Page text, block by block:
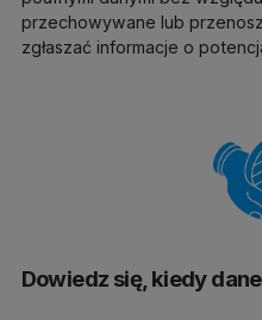
przechowywane lub
zgłaszać informacje o
Dowiedz się, kiedy